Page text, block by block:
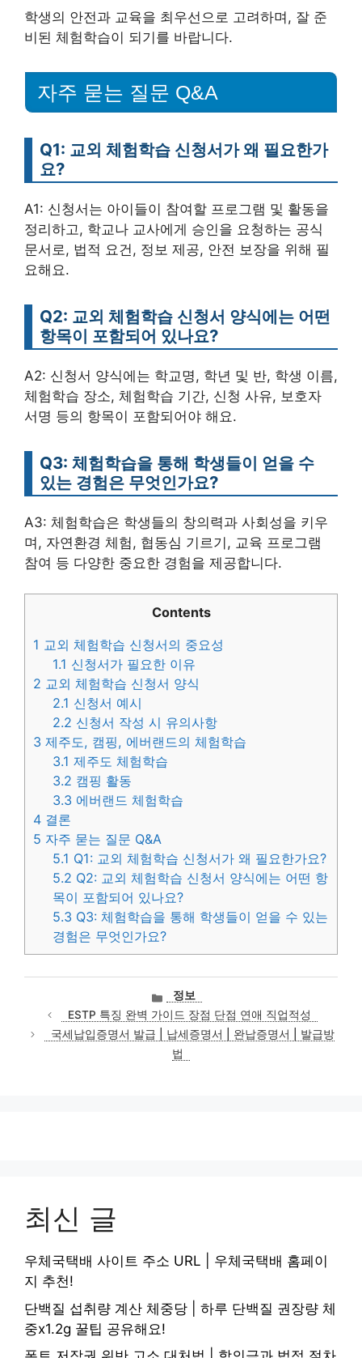
학생의 안전과 교육을 최우선으로 고려하며, 잘 준
비된 체험학습이 되기를 바랍니다.
자주 묻는 질문 Q&A
Q1: 교외 체험학습 신청서가 왜 필요한가
요?
A1: 신청서는 아이들이 참여할 프로그램 및 활동을
정리하고, 학교나 교사에게 승인을 요청하는 공식
문서로, 법적 요건, 정보 제공, 안전 보장을 위해 필
요해요.
Q2: 교외 체험학습 신청서 양식에는 어떤
항목이 포함되어 있나요?
A2: 신청서 양식에는 학교명, 학년 및 반, 학생 이름,
체험학습 장소, 체험학습 기간, 신청 사유, 보호자
서명 등의 항목이 포함되어야 해요.
Q3: 체험학습을 통해 학생들이 얻을 수
있는 경험은 무엇인가요?
A3: 체험학습은 학생들의 창의력과 사회성을 키우
며, 자연환경 체험, 협동심 기르기, 교육 프로그램
참여 등 다양한 중요한 경험을 제공합니다.
Contents
1 교외 체험학습 신청서의 중요성
1.1 신청서가 필요한 이유
2 교외 체험학습 신청서 양식
2.1 신청서 예시
2.2 신청서 작성 시 유의사항
3 제주도, 캠핑, 에버랜드의 체험학습
3.1 제주도 체험학습
3.2 캠핑 활동
3.3 에버랜드 체험학습
4 결론
5 자주 묻는 질문 Q&A
5.1 Q1: 교외 체험학습 신청서가 왜 필요한가요?
5.2 Q2: 교외 체험학습 신청서 양식에는 어떤 항
목이 포함되어 있나요?
5.3 Q3: 체험학습을 통해 학생들이 얻을 수 있는
경험은 무엇인가요?
카
테
고
리
정보
ESTP 특징 완벽 가이드 장점 단점 연애 직업적성
국세납입증명서 발급 | 납세증명서 | 완납증명서 | 발급방
법
최신 글
우체국택배 사이트 주소 URL | 우체국택배 홈페이
지 추천!
단백질 섭취량 계산 체중당 | 하루 단백질 권장량 체
중x1.2g 꿀팁 공유해요!